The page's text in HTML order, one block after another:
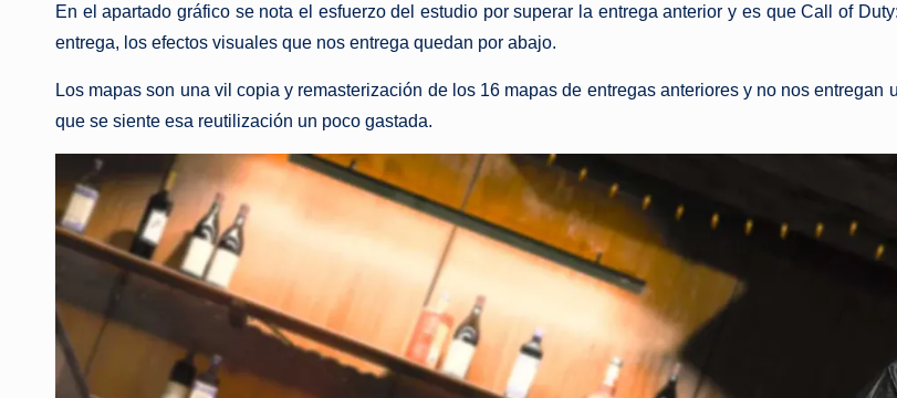
En el apartado gráfico se nota el esfuerzo del estudio por superar la entrega anterior y es que Call of
entrega, los efectos visuales que nos entrega quedan por abajo.
Los mapas son una vil copia y remasterización de los 16 mapas de entregas anteriores y no nos
que se siente esa reutilización un poco gastada.